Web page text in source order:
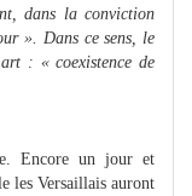
dans la conviction
». Dans ce sens, le
: « coexistence de
Encore un jour et
les Versaillais auront